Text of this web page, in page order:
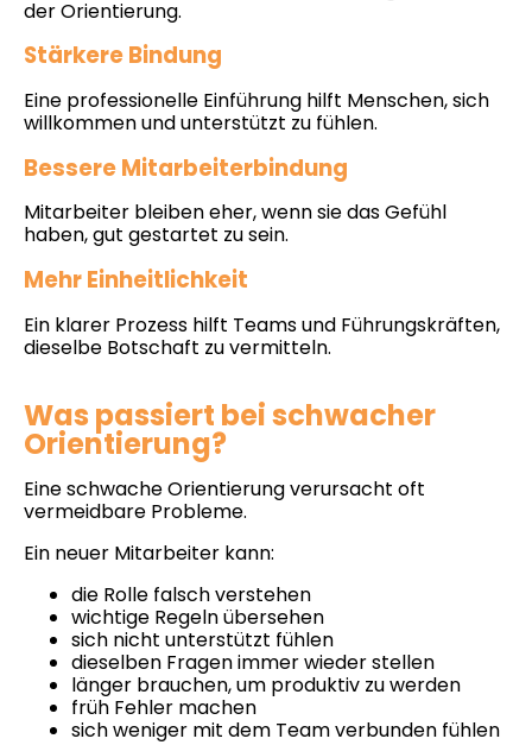
der Orientierung.
Stärkere Bindung
Eine professionelle Einführung hilft Menschen, sich
willkommen und unterstützt zu fühlen.
Bessere Mitarbeiterbindung
Mitarbeiter bleiben eher, wenn sie das Gefühl
haben, gut gestartet zu sein.
Mehr Einheitlichkeit
Ein klarer Prozess hilft Teams und Führungskräften,
dieselbe Botschaft zu vermitteln.
Was passiert bei schwacher
Orientierung?
Eine schwache Orientierung verursacht oft
vermeidbare Probleme.
Ein neuer Mitarbeiter kann:
die Rolle falsch verstehen
wichtige Regeln übersehen
sich nicht unterstützt fühlen
dieselben Fragen immer wieder stellen
länger brauchen, um produktiv zu werden
früh Fehler machen
sich weniger mit dem Team verbunden fühlen